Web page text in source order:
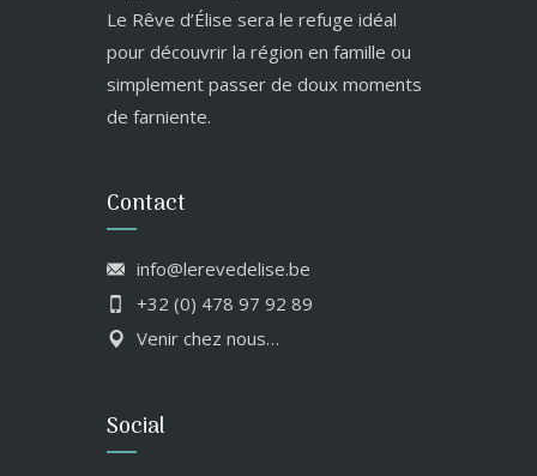
Le Rêve d’Élise sera le refuge idéal
pour découvrir la région en famille ou
simplement passer de doux moments
de farniente.
Contact
info@lerevedelise.be
+32 (0) 478 97 92 89
Venir chez nous…
Social